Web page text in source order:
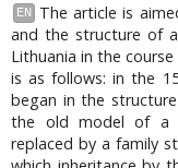
EN
The article is
and the structure of
Lithuania in the
is as follows: in the
began in the
the old model of a
replaced by a family